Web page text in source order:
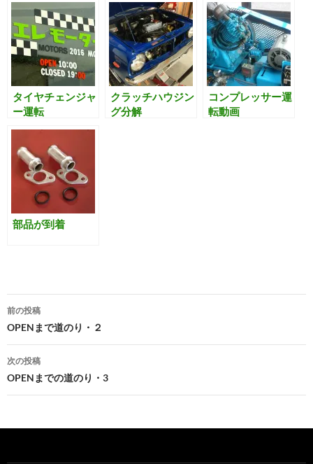
ウ
で
開
き
ま
す
)
い
(
新
し
い
ウ
ィ
ン
ド
ウ
で
タイヤチェンジャ
ー運転
クラッチハウジン
グ分解
コンプレッサー運
転動画
部品が到着
投
稿
ナ
ビ
ゲ
ー
前の投稿
OPENまで道のり・２
次の投稿
OPENまでの道のり・3